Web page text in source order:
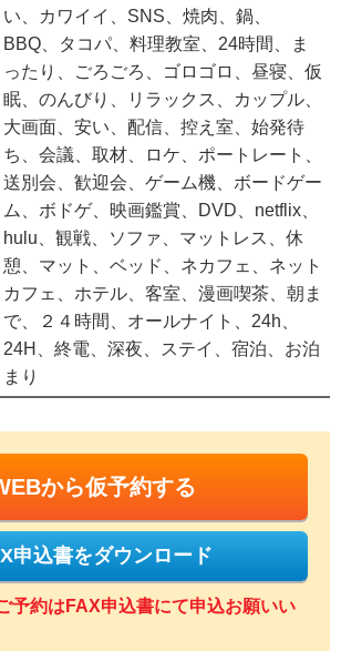
い、カワイイ、SNS、焼肉、鍋、
BBQ、タコパ、料理教室、24時間、ま
ったり、ごろごろ、ゴロゴロ、昼寝、仮
眠、のんびり、リラックス、カップル、
大画面、安い、配信、控え室、始発待
ち、会議、取材、ロケ、ポートレート、
送別会、歓迎会、ゲーム機、ボードゲー
ム、ボドゲ、映画鑑賞、DVD、netflix、
hulu、観戦、ソファ、マットレス、休
憩、マット、ベッド、ネカフェ、ネット
カフェ、ホテル、客室、漫画喫茶、朝ま
で、２４時間、オールナイト、24h、
24H、終電、深夜、ステイ、宿泊、お泊
まり
から仮予約する
申込書をダウンロード
予約はFAX申込書にて申込お願いい